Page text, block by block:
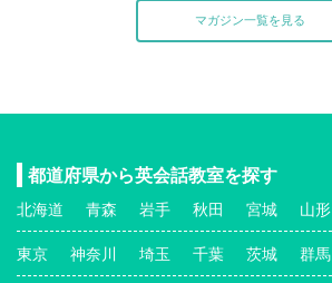
マガジン一覧を見る
都道府県から英会話教室を探す
北海道 青森 岩手 秋田 宮城 山形
東京 神奈川 埼玉 千葉 茨城 群馬